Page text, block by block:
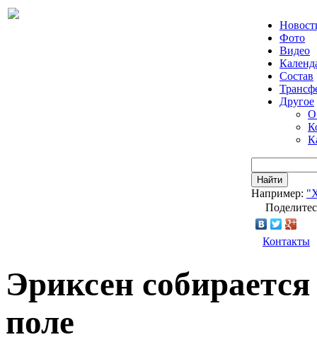
Фото
Видео
Состав
Другое
О
Найти
Например:
Контакты
Эриксен
поле